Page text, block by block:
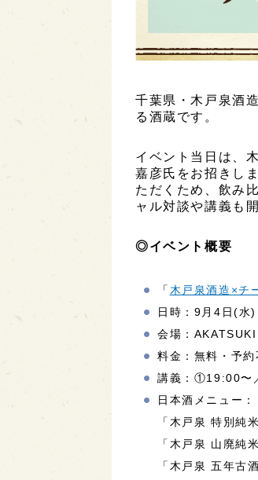
千葉県・木戸泉酒
る酒蔵です。
イベント当日は、
嘉彦氏をお招きし
ただくため、飲み
ャル対談や講義も
◎イベント概要
「 木戸泉酒造×チ
日時：9月4日(
会場：
料金：無料・予
講義：①19:00〜
日本酒メニュー：
「木戸泉 特別純
「木戸泉 山廃純
「木戸泉 五年古